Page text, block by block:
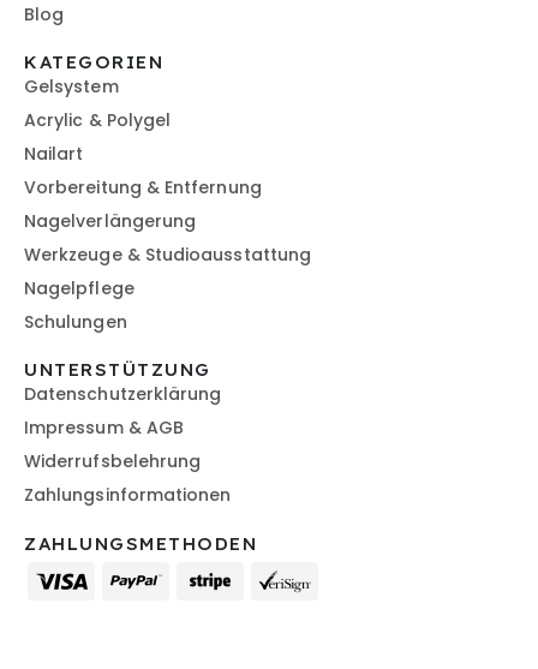
Blog
KATEGORIEN
Gelsystem
Acrylic & Polygel
Nailart
Vorbereitung & Entfernung
Nagelverlängerung
Werkzeuge & Studioausstattung
Nagelpflege
Schulungen
UNTERSTÜTZUNG
Datenschutzerklärung
Impressum & AGB
Widerrufsbelehrung
Zahlungsinformationen
ZAHLUNGSMETHODEN